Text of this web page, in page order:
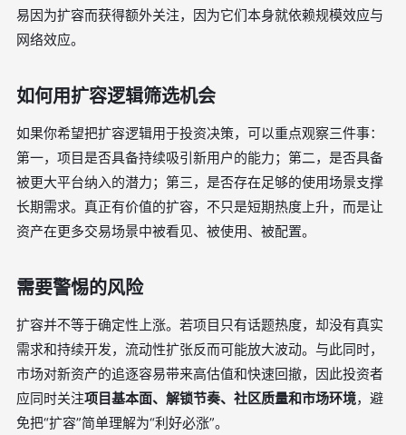
易因为扩容而获得额外关注，因为它们本身就依赖规模效应与
网络效应。
如何用扩容逻辑筛选机会
如果你希望把扩容逻辑用于投资决策，可以重点观察三件事：
第一，项目是否具备持续吸引新用户的能力；第二，是否具备
被更大平台纳入的潜力；第三，是否存在足够的使用场景支撑
长期需求。真正有价值的扩容，不只是短期热度上升，而是让
资产在更多交易场景中被看见、被使用、被配置。
需要警惕的风险
扩容并不等于确定性上涨。若项目只有话题热度，却没有真实
需求和持续开发，流动性扩张反而可能放大波动。与此同时，
市场对新资产的追逐容易带来高估值和快速回撤，因此投资者
应同时关注项目基本面、解锁节奏、社区质量和市场环境，避
免把“扩容”简单理解为“利好必涨”。